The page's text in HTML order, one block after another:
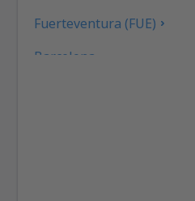
Fuerteventura (FUE)
Barcelona